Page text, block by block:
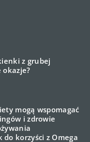
z grubej
mogą wspomagać
i zdrowie
korzyści z Omega